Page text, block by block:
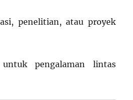
penelitian, atau proyek
pengalaman lintas